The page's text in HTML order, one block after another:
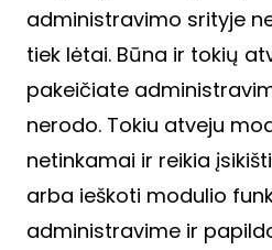
administravimo srityje
tiek lėtai. Būna ir tokių
pakeičiate
nerodo. Tokiu atveju
netinkamai ir reikia
arba ieškoti modulio
administravime ir